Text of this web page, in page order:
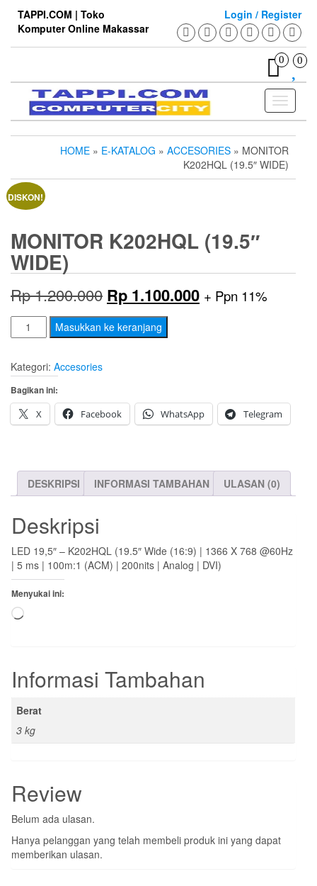
content
TAPPI.COM | Toko
Komputer Online Makassar
Login / Register
0 0
Toggle
HOME » E-KATALOG » ACCESORIES » MONITOR
K202HQL (19.5″ WIDE)
DISKON!
MONITOR K202HQL (19.5″
WIDE)
Rp1.200.000 Harga
aslinya
Rp 1.100.000Harga
Rp 1.100.000.
+ Ppn 11%
Kuantitas
Monitor
K202HQL
(19.5″
Wide)
Masukkan ke keranjang
Kategori: Accesories
Bagikan ini:
X
Facebook WhatsApp Telegram
DESKRIPSI INFORMASI TAMBAHAN ULASAN (0)
Deskripsi
LED 19,5″ – K202HQL (19.5″ Wide (16:9) | 1366 X 768 @60Hz
| 5 ms | 100m:1 (ACM) | 200nits | Analog | DVI)
Menyukai ini:
Memuat...
Informasi Tambahan
Berat
3 kg
Review
Belum ada ulasan.
Hanya pelanggan yang telah membeli produk ini yang dapat
memberikan ulasan.